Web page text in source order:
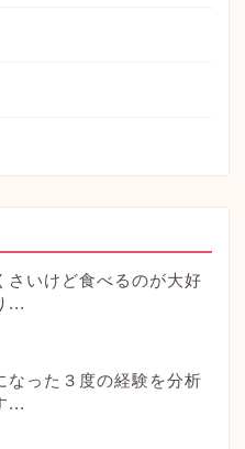
さいけど食べるのが大好
...
なった３度の経験を分析
...